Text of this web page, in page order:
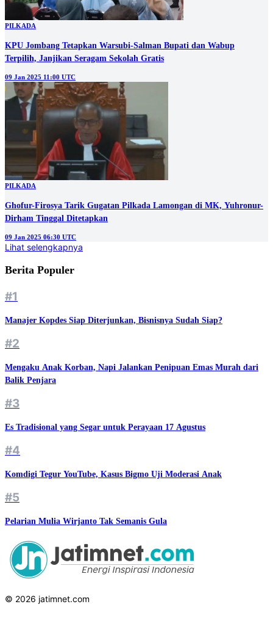
PILKADA
KPU Jombang Tetapkan Warsubi-Salman Bupati dan Wabup
Terpilih, Janjikan Seragam Sekolah Gratis
09 Jan 2025 11:00 UTC
PILKADA
Ghofur-Firosya Tarik Gugatan Pilkada Lamongan di MK, Yuhronur-
Dirham Tinggal Ditetapkan
09 Jan 2025 06:30 UTC
Lihat selengkapnya
Berita Populer
#1
Manajer Kopdes Siap Diterjunkan, Bisnisnya Sudah Siap?
#2
Mengaku Anak Korban, Napi Jalankan Penipuan Emas Murah dari
Balik Penjara
#3
Es Tradisional yang Segar untuk Perayaan 17 Agustus
#4
Komdigi Tegur YouTube, Kasus Bigmo Uji Moderasi Anak
#5
Pelarian Mulia Wirjanto Tak Semanis Gula
© 2026 jatimnet.com